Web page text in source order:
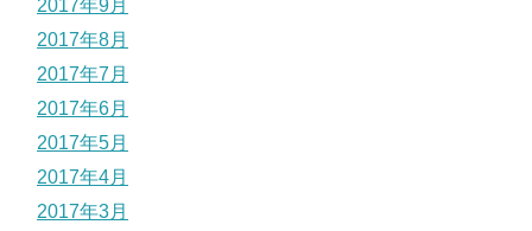
2017年9月
2017年8月
2017年7月
2017年6月
2017年5月
2017年4月
2017年3月